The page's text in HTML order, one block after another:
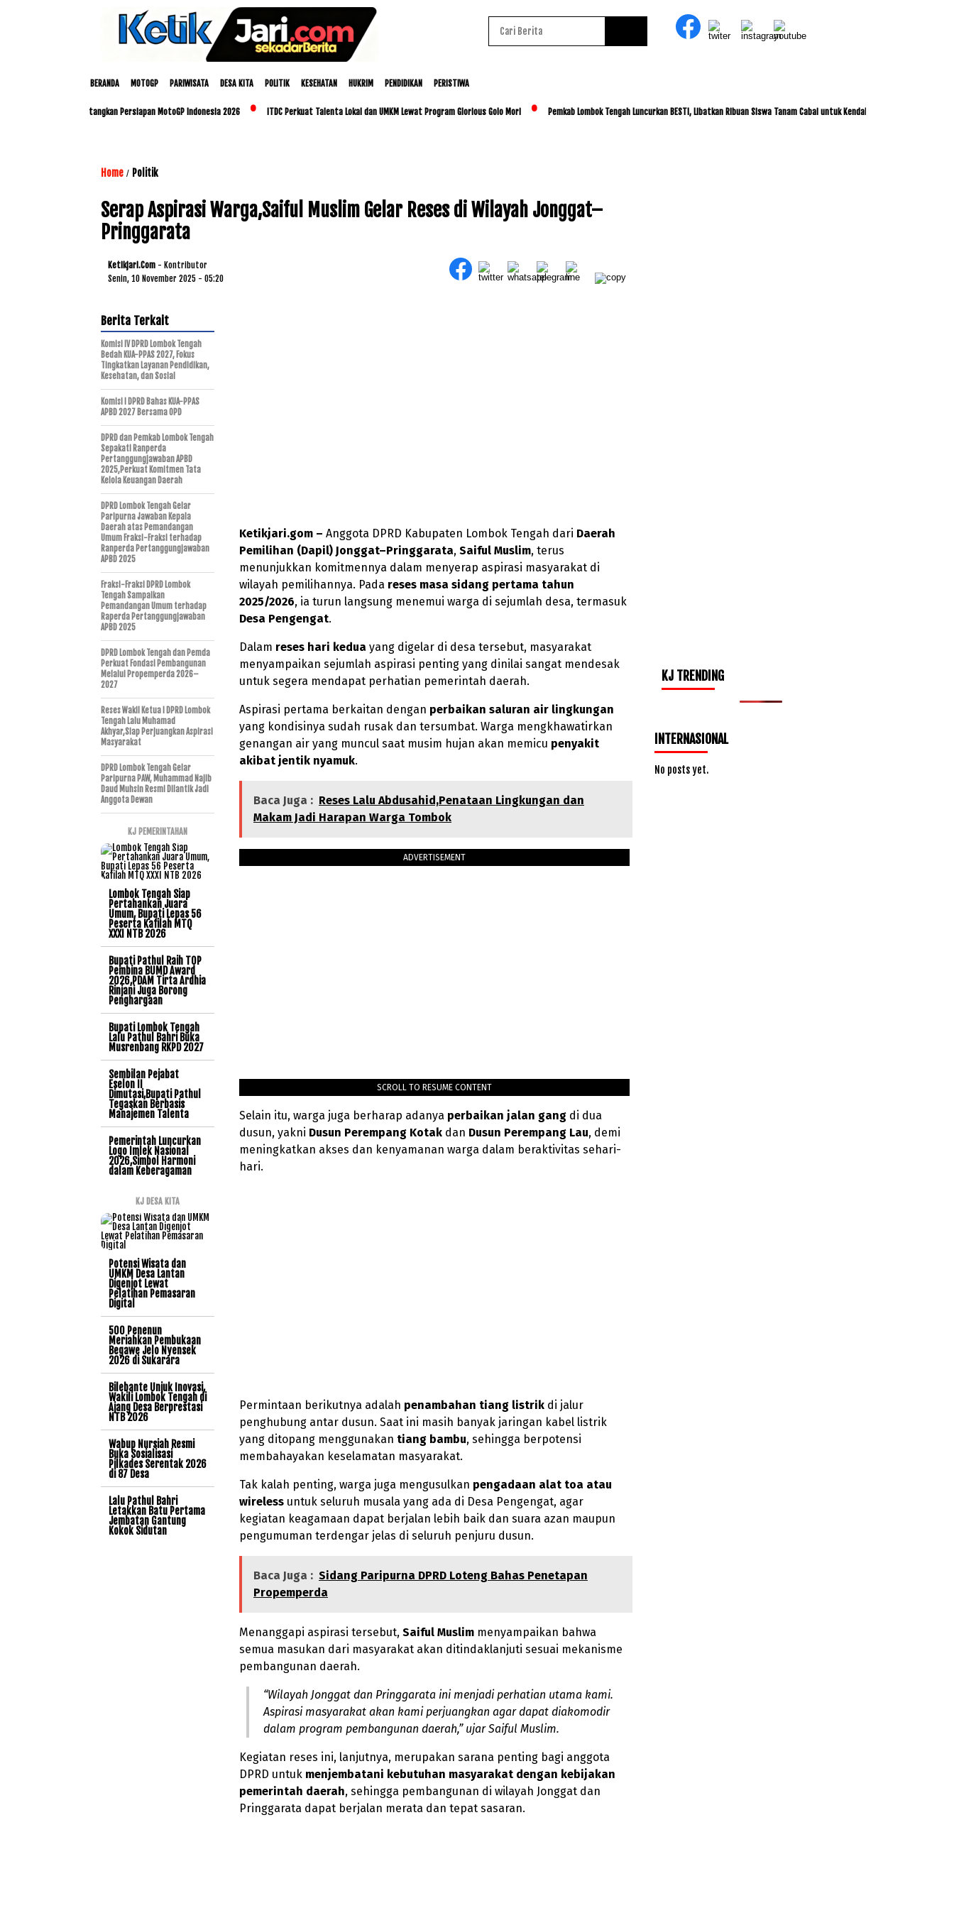
BERANDA MOTOGP PARIWISATA DESA KITA POLITIK KESEHATAN HUKRIM PENDIDIKAN PERISTIWA
Polda NTB Matangkan Persiapan MotoGP Indonesia 2026 ITDC Perkuat Talenta Lokal dan UMKM Lewat Program Glorious Golo Mori Pemkab Lombok Tengah Luncurkan BESTI, Libatkan Ribuan Siswa Tanam Cabai untuk Kendalikan Inflasi
Home / Politik
Serap Aspirasi Warga,Saiful Muslim Gelar Reses di Wilayah Jonggat–
Pringgarata
Ketikjari.com - Kontributor
Senin, 10 November 2025 - 05:20
Ketikjari.gom – Anggota DPRD Kabupaten Lombok Tengah dari Daerah
Pemilihan (Dapil) Jonggat–Pringgarata, Saiful Muslim, terus
menunjukkan komitmennya dalam menyerap aspirasi masyarakat di
wilayah pemilihannya. Pada reses masa sidang pertama tahun
2025/2026, ia turun langsung menemui warga di sejumlah desa, termasuk
Desa Pengengat.
Dalam reses hari kedua yang digelar di desa tersebut, masyarakat
menyampaikan sejumlah aspirasi penting yang dinilai sangat mendesak
untuk segera mendapat perhatian pemerintah daerah.
Aspirasi pertama berkaitan dengan perbaikan saluran air lingkungan
yang kondisinya sudah rusak dan tersumbat. Warga mengkhawatirkan
genangan air yang muncul saat musim hujan akan memicu penyakit
akibat jentik nyamuk.
Baca Juga : Reses Lalu Abdusahid,Penataan Lingkungan dan
Makam Jadi Harapan Warga Tombok
ADVERTISEMENT
SCROLL TO RESUME CONTENT
Selain itu, warga juga berharap adanya perbaikan jalan gang di dua
dusun, yakni Dusun Perempang Kotak dan Dusun Perempang Lau, demi
meningkatkan akses dan kenyamanan warga dalam beraktivitas sehari-
hari.
Permintaan berikutnya adalah penambahan tiang listrik di jalur
penghubung antar dusun. Saat ini masih banyak jaringan kabel listrik
yang ditopang menggunakan tiang bambu, sehingga berpotensi
membahayakan keselamatan masyarakat.
Tak kalah penting, warga juga mengusulkan pengadaan alat toa atau
wireless untuk seluruh musala yang ada di Desa Pengengat, agar
kegiatan keagamaan dapat berjalan lebih baik dan suara azan maupun
pengumuman terdengar jelas di seluruh penjuru dusun.
Baca Juga : Sidang Paripurna DPRD Loteng Bahas Penetapan
Propemperda
Menanggapi aspirasi tersebut, Saiful Muslim menyampaikan bahwa
semua masukan dari masyarakat akan ditindaklanjuti sesuai mekanisme
pembangunan daerah.
“Wilayah Jonggat dan Pringgarata ini menjadi perhatian utama kami.
Aspirasi masyarakat akan kami perjuangkan agar dapat diakomodir
dalam program pembangunan daerah,” ujar Saiful Muslim.
Kegiatan reses ini, lanjutnya, merupakan sarana penting bagi anggota
DPRD untuk menjembatani kebutuhan masyarakat dengan kebijakan
pemerintah daerah, sehingga pembangunan di wilayah Jonggat dan
Pringgarata dapat berjalan merata dan tepat sasaran.
Berita Terkait
Komisi IV DPRD Lombok Tengah
Bedah KUA-PPAS 2027, Fokus
Tingkatkan Layanan Pendidikan,
Kesehatan, dan Sosial
Komisi I DPRD Bahas KUA-PPAS
APBD 2027 Bersama OPD
DPRD dan Pemkab Lombok Tengah
Sepakati Ranperda
Pertanggungjawaban APBD
2025,Perkuat Komitmen Tata
Kelola Keuangan Daerah
DPRD Lombok Tengah Gelar
Paripurna Jawaban Kepala
Daerah atas Pemandangan
Umum Fraksi-Fraksi terhadap
Ranperda Pertanggungjawaban
APBD 2025
Fraksi-Fraksi DPRD Lombok
Tengah Sampaikan
Pemandangan Umum terhadap
Raperda Pertanggungjawaban
APBD 2025
DPRD Lombok Tengah dan Pemda
Perkuat Fondasi Pembangunan
Melalui Propemperda 2026–
2027
Reses Wakil Ketua I DPRD Lombok
Tengah Lalu Muhamad
Akhyar,Siap Perjuangkan Aspirasi
Masyarakat
DPRD Lombok Tengah Gelar
Paripurna PAW, Muhammad Najib
Daud Muhsin Resmi Dilantik Jadi
Anggota Dewan
KJ PEMERINTAHAN
Lombok Tengah Siap
Pertahankan Juara
Umum, Bupati Lepas 56
Peserta Kafilah MTQ
XXXI NTB 2026
Bupati Pathul Raih TOP
Pembina BUMD Award
2026,PDAM Tirta Ardhia
Rinjani Juga Borong
Penghargaan
Bupati Lombok Tengah
Lalu Pathul Bahri Buka
Musrenbang RKPD 2027
Sembilan Pejabat
Eselon II
Dimutasi,Bupati Pathul
Tegaskan Berbasis
Manajemen Talenta
Pemerintah Luncurkan
Logo Imlek Nasional
2026,Simbol Harmoni
dalam Keberagaman
KJ DESA KITA
Potensi Wisata dan
UMKM Desa Lantan
Digenjot Lewat
Pelatihan Pemasaran
Digital
500 Penenun
Meriahkan Pembukaan
Begawe Jelo Nyensek
2026 di Sukarara
Bilebante Unjuk Inovasi,
Wakili Lombok Tengah di
Ajang Desa Berprestasi
NTB 2026
Wabup Nursiah Resmi
Buka Sosialisasi
Pilkades Serentak 2026
di 87 Desa
Lalu Pathul Bahri
Letakkan Batu Pertama
Jembatan Gantung
Kokok Sidutan
KJ TRENDING
INTERNASIONAL
No posts yet.